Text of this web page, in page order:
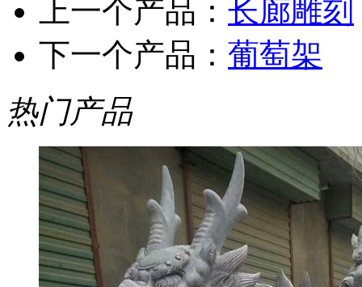
上一个产品： 长廊雕刻
下一个产品： 葡萄架
热门产品